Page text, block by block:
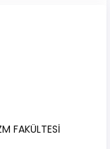
FAKÜLTESİ